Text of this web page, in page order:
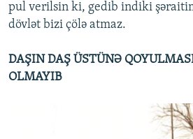
pul verilsin ki, gedib indiki
dövlət bizi çölə atmaz.
DAŞIN DAŞ ÜSTÜNƏ
OLMAYIB